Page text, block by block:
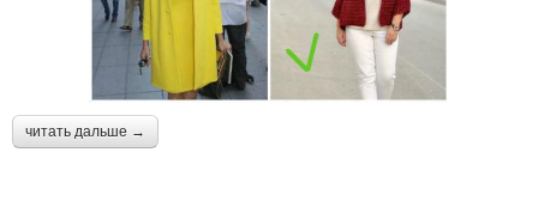
читать дальше →